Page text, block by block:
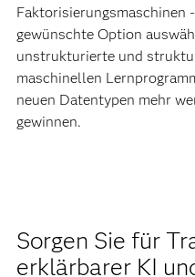
Faktorisierungsmaschinen
gewünschte Option
unstrukturierte und
maschinellen
neuen Datentypen mehr
gewinnen.
Sorgen Sie für
erklärbarer KI